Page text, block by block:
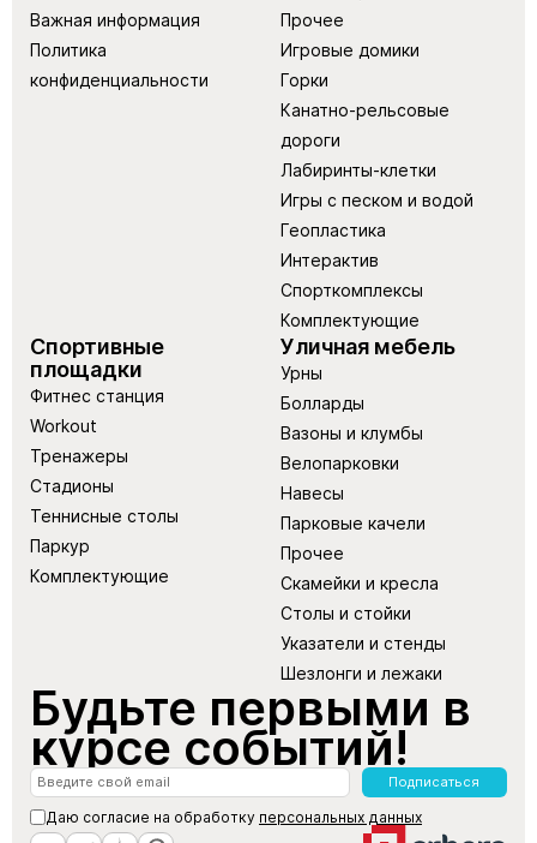
Важная информация
Политика
конфиденциальности
Прочее
Игровые домики
Горки
Канатно-рельсовые
дороги
Лабиринты-клетки
Игры с песком и водой
Геопластика
Интерактив
Спорткомплексы
Комплектующие
Спортивные
площадки
Фитнес станция
Workout
Тренажеры
Стадионы
Теннисные столы
Паркур
Комплектующие
Уличная мебель
Урны
Болларды
Вазоны и клумбы
Велопарковки
Навесы
Парковые качели
Прочее
Скамейки и кресла
Столы и стойки
Указатели и стенды
Шезлонги и лежаки
Будьте первыми в
курсе событий!
Подписаться
Даю согласие на обработку персональных данных